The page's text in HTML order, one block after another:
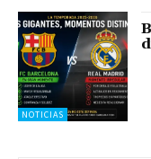
NOTICIAS